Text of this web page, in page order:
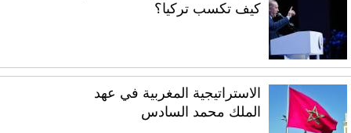
كيف تكسب تركيا؟
الاستراتيجية المغربية في عهد
الملك محمد السادس